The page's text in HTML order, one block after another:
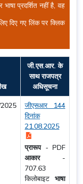
प्रदर्शित नहीं है, वह
दिए गए लिंक पर क्लिक
जी.एस.आर. के
साथ राजपत्र
अधिसूचना
जीएसआर 144
दिनांक
21.08.2025
प्रारूप- PDF
आकार -
707.63
किलोबाइट भाषा